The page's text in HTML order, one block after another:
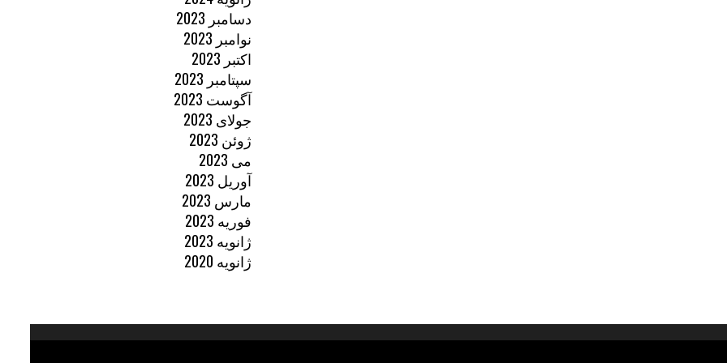
دسامبر 2023
نوامبر 2023
اکتبر 2023
سپتامبر 2023
آگوست 2023
جولای 2023
ژوئن 2023
می 2023
آوریل 2023
مارس 2023
فوریه 2023
ژانویه 2023
ژانویه 2020